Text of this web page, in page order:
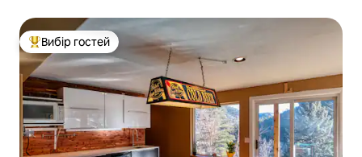
Топ вибір гостей
Вибір гостей